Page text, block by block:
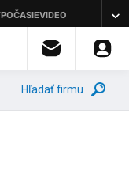
Hľadať firmu